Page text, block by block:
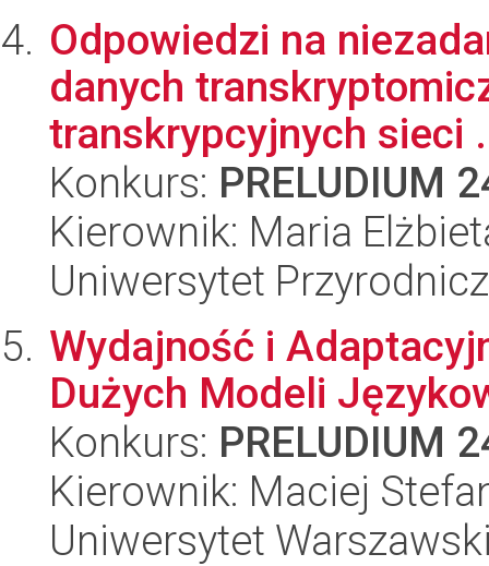
Odpowiedzi na
danych
transkrypcyjnych sieci
Konkurs: PRELUDIUM
Kierownik: Maria
Uniwersytet
Wydajność i
Dużych Modeli
Konkurs: PRELUDIUM
Kierownik: Maciej
Uniwersytet